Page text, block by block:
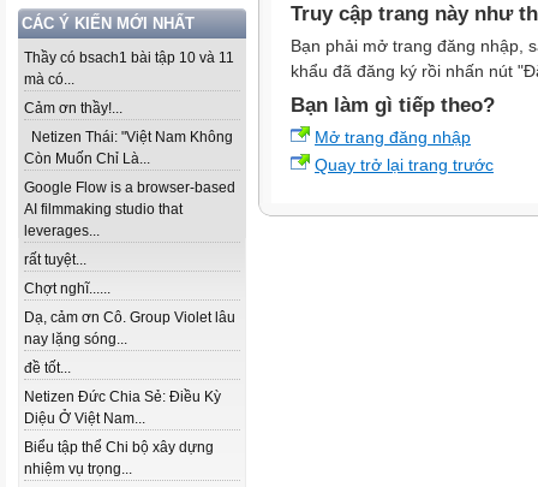
CÁC Ý KIẾN MỚI NHẤT
Thầy có bsach1 bài tập 10 và 11
mà có...
Cảm ơn thầy!...
Netizen Thái: "Việt Nam Không
Còn Muốn Chỉ Là...
Google Flow is a browser-based
AI filmmaking studio that
leverages...
rất tuyệt...
Chợt nghĩ......
Dạ, cảm ơn Cô. Group Violet lâu
nay lặng sóng...
đề tốt...
Netizen Đức Chia Sẻ: Điều Kỳ
Diệu Ở Việt Nam...
Biểu tập thể Chi bộ xây dựng
nhiệm vụ trọng...
Truy cập trang này như
Bạn phải mở trang đăng nhập,
khẩu đã đăng ký rồi nhấn nút
Bạn làm gì tiếp theo?
Mở trang đăng nhập
Quay trở lại trang trước